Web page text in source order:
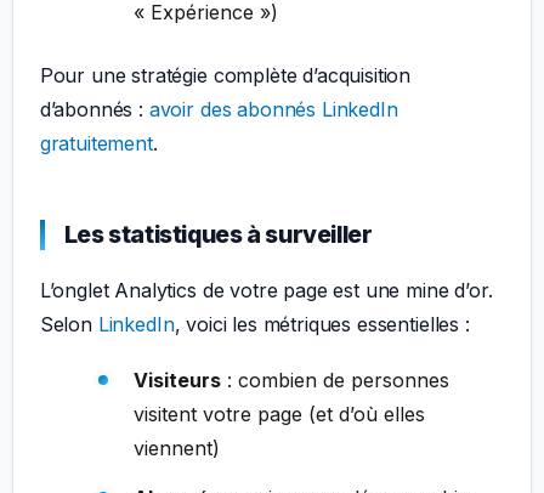
« Expérience »)
Pour une stratégie complète d’acquisition
d’abonnés : avoir des abonnés LinkedIn
gratuitement.
Les statistiques à surveiller
L’onglet Analytics de votre page est une mine d’or.
Selon LinkedIn, voici les métriques essentielles :
Visiteurs: combien de personnes
visitent votre page (et d’où elles
viennent)